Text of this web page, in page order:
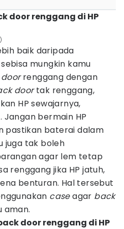
door renggang di HP
baik daripada
mungkin kamu
renggang dengan
doortak renggang,
HP sewajarnya,
Jangan bermain HP
pastikan baterai dalam
juga tak boleh
agar lem tetap
renggang jika HP jatuh,
benturan. Hal tersebut
caseagar back
aman.
door renggang di HP